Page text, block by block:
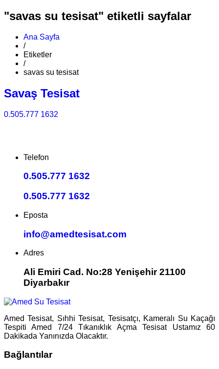
"savas su tesisat" etiketli sayfalar
Ana Sayfa
/
Etiketler
/
savas su tesisat
Savaş Tesisat
0.505.777 1632
Telefon
0.505.777 1632
0.505.777 1632
Eposta
info@amedtesisat.com
Adres
Ali Emiri Cad. No:28 Yenişehir 21100
Diyarbakır
Amed Tesisat, Sıhhi Tesisat, Tesisatçı, Kameralı Su Kaçağı
Tespiti Amed 7/24 Tıkanıklık Açma Tesisat Ustamız 60
Dakikada Yanınızda Olacaktır.
Bağlantılar